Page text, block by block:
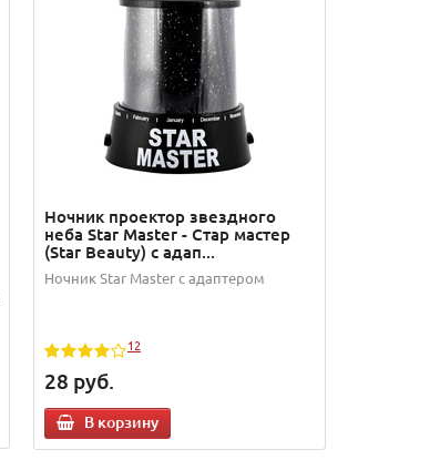
Ночник проектор звездного
неба Star Master - Стар мастер
(Star Beauty) с адап...
Ночник Star Master с адаптером
12
28 руб.
В корзину